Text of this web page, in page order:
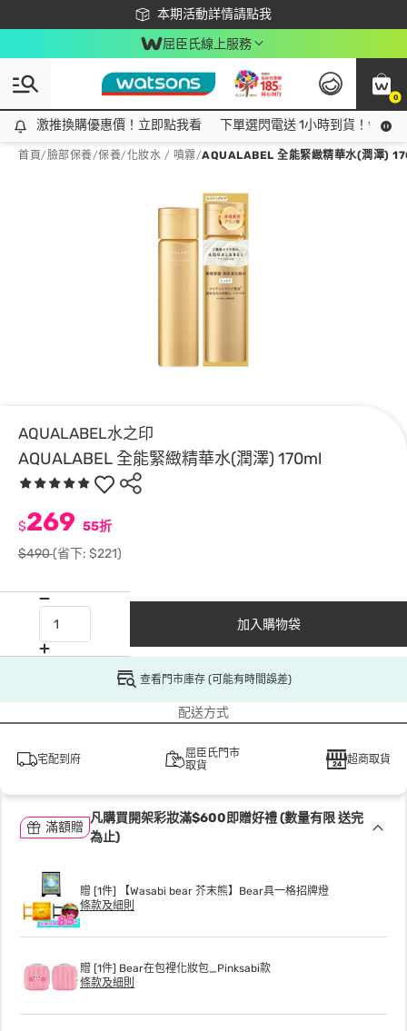
本期活動詳情請點我
下載app最高回饋$350
屈臣氏線上服務
0
激推換購優惠價！立即點我看
激推換購優惠價！立即點我看 下單選閃電送 1小時到貨！領神
首頁/臉部保養/保養/化妝水 / 噴霧/AQUALABEL 全能緊緻精華水(潤澤)
AQUALABEL水之印
AQUALABEL 全能緊緻精華水(潤澤) 170ml
$269 55折
$490(省下: $221)
加入購物袋
查看門市庫存 (可能有時間誤差)
配送方式
宅配到府
屈臣氏門市
取貨
超商取貨
滿額贈
凡購買開架彩妝滿$600即贈好禮 (數量有限 送完
為止)
贈 [1件] 【Wasabi bear 芥末熊】Bear具一格招牌燈
條款及細則
贈 [1件] Bear在包裡化妝包_Pinksabi款
條款及細則